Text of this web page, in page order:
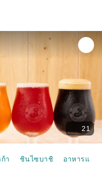
21
า ชินไซบาชิ อาหารและ